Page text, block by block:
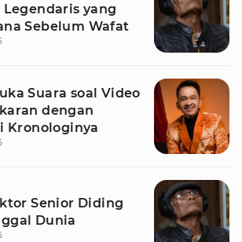
yang
Sebelum Wafat
Suara soal Video
dengan
Kronologinya
Senior Diding
Dunia